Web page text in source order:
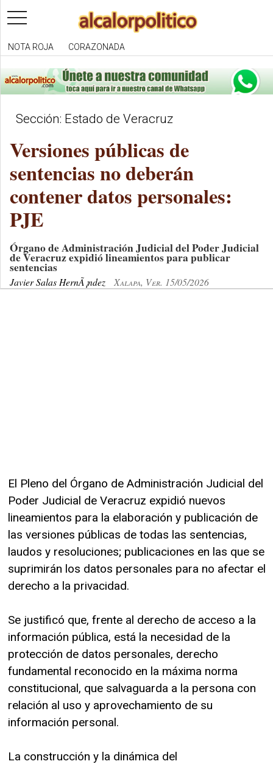
toggle
navigation
NOTA ROJA CORAZONADA
Sección: Estado de Veracruz
Versiones públicas de
sentencias no deberán
contener datos personales:
PJE
Órgano de Administración Judicial del Poder Judicial
de Veracruz expidió lineamientos para publicar
sentencias
Javier Salas HernÃ¡ndez Xalapa, Ver. 15/05/2026
El Pleno del Órgano de Administración Judicial del
Poder Judicial de Veracruz expidió nuevos
lineamientos para la elaboración y publicación de
las versiones públicas de todas las sentencias,
laudos y resoluciones; publicaciones en las que se
suprimirán los datos personales para no afectar el
derecho a la privacidad.
Se justificó que, frente al derecho de acceso a la
información pública, está la necesidad de la
protección de datos personales, derecho
fundamental reconocido en la máxima norma
constitucional, que salvaguarda a la persona con
relación al uso y aprovechamiento de su
información personal.
La construcción y la dinámica del